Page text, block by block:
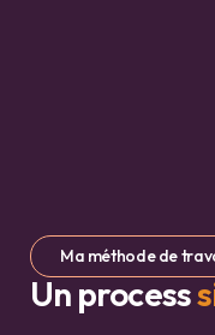
Ma méthode de
Un process